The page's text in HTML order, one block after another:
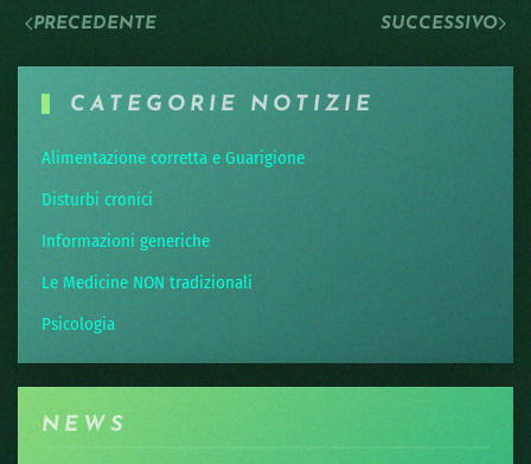
PRECEDENTE SUCCESSIVO
CATEGORIE NOTIZIE
Alimentazione corretta e Guarigione
Disturbi cronici
Informazioni generiche
Le Medicine NON tradizionali
Psicologia
NEWS